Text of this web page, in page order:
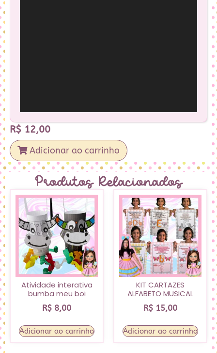
R$ 12,00
Adicionar ao carrinho
Produtos Relacionados
Atividade interativa
bumba meu boi
R$ 8,00
Adicionar ao carrinho
KIT CARTAZES
ALFABETO MUSICAL
R$ 15,00
Adicionar ao carrinho